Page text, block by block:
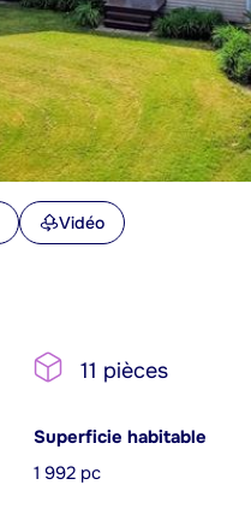
Vidéo
11 pièces
Superficie habitable
1 992 pc